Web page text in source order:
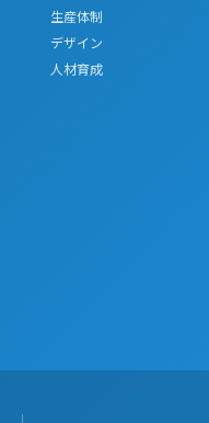
生産体制
デザイン
人材育成